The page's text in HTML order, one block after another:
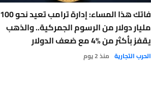
فاتك هذا المساء: إدارة ترامب تعيد نحو 100
مليار دولار من الرسوم الجمركية.. والذهب
يقفز بأكثر من %4 مع ضعف الدولار
الحرب التجارية منذ 2 يوم